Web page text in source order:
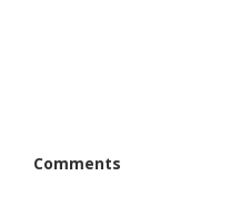
Comments